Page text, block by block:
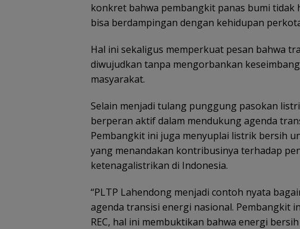
konkret bahwa pembangkit panas bumi
bisa berdampingan dengan kehidupan
Hal ini sekaligus memperkuat pesan bahwa
diwujudkan tanpa mengorbankan
masyarakat.
Selain menjadi tulang punggung pasokan
berperan aktif dalam mendukung agenda
Pembangkit ini juga menyuplai listrik bersih
yang menandakan kontribusinya terhadap
ketenagalistrikan di Indonesia.
“PLTP Lahendong menjadi contoh nyata
agenda transisi energi nasional. Pembangkit
REC, hal ini membuktikan bahwa energi